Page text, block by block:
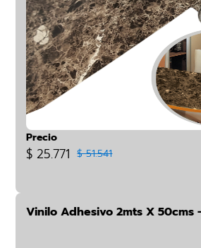
Precio
$ 25.771 $ 51.541
Vinilo Adhesivo 2mts X 50cms